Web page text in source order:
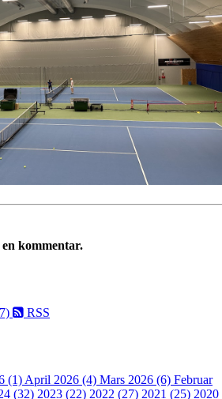
kommentar.
RSS
(1) April 2026 (4) Mars 2026 (6) Februar
(32) 2023 (22) 2022 (27) 2021 (25) 2020